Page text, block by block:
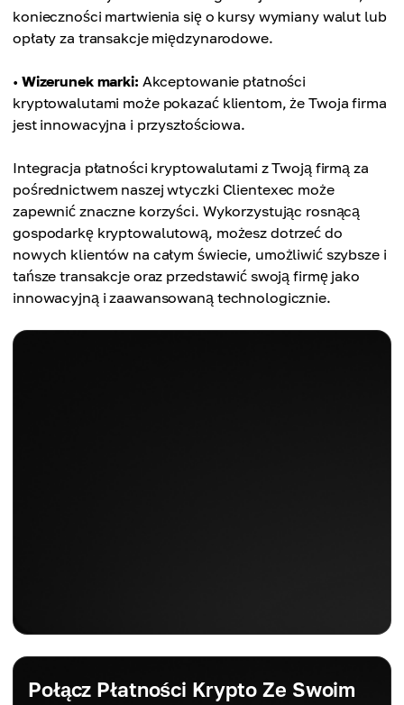
konieczności martwienia się o kursy wymiany walut lub
opłaty za transakcje międzynarodowe.
• Wizerunek marki: Akceptowanie płatności
kryptowalutami może pokazać klientom, że Twoja firma
jest innowacyjna i przyszłościowa.
Integracja płatności kryptowalutami z Twoją firmą za
pośrednictwem naszej wtyczki Clientexec może
zapewnić znaczne korzyści. Wykorzystując rosnącą
gospodarkę kryptowalutową, możesz dotrzeć do
nowych klientów na całym świecie, umożliwić szybsze i
tańsze transakcje oraz przedstawić swoją firmę jako
innowacyjną i zaawansowaną technologicznie.
Połącz Płatności Krypto Ze Swoim